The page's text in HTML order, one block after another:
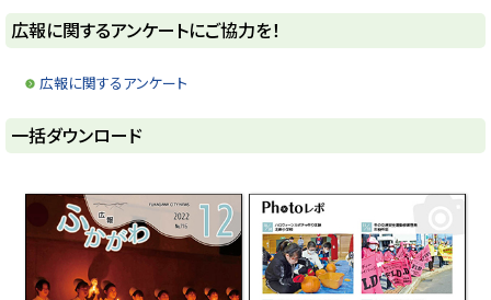
u
k
a
i
t
広報に関するアンケートにご協力を！
広報に関するアンケート
ト
ッ
一括ダウンロード